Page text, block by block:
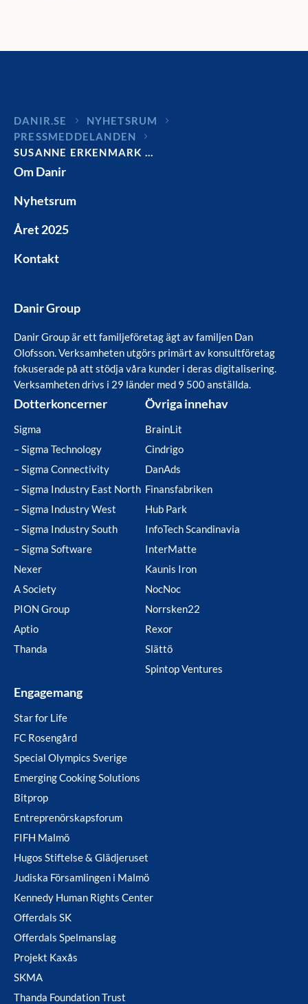
DANIR
NYHETSRUM
PRESSMEDDELANDEN
SUSANNE ERKENMARK …
Om Danir
Nyhetsrum
Året 2025
Kontakt
Danir Group
Danir Group är ett familjeföretag ägt av familjen Dan
Olofsson. Verksamheten utgörs primärt av konsultföretag
fokuserade på att stödja våra kunder i deras digitalisering.
Verksamheten drivs i 29 länder med 9 500 anställda.
Dotterkoncerner
Sigma
– Sigma Technology
– Sigma Connectivity
– Sigma Industry East North
– Sigma Industry West
– Sigma Industry South
– Sigma Software
Nexer
A Society
PION Group
Aptio
Thanda
Övriga innehav
BrainLit
Cindrigo
DanAds
Finansfabriken
Hub Park
InfoTech Scandinavia
InterMatte
Kaunis Iron
NocNoc
Norrsken22
Rexor
Slättö
Spintop Ventures
Engagemang
Star for Life
FC Rosengård
Special Olympics Sverige
Emerging Cooking Solutions
Bitprop
Entreprenörskapsforum
FIFH Malmö
Hugos Stiftelse & Glädjeruset
Judiska Församlingen i Malmö
Kennedy Human Rights Center
Offerdals SK
Offerdals Spelmanslag
Projekt Kaxås
SKMA
Thanda Foundation Trust